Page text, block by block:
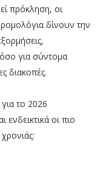
πρόκληση, οι
δίνουν την
για σύντομα
διακοπές.
το 2026
οι πιο